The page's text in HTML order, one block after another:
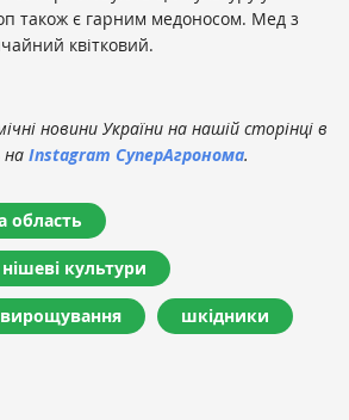
також є гарним медоносом. Мед з
квітковий.
новини України на нашій сторінці в
на Instagram СуперАгронома.
область
нішеві культури
вирощування шкідники